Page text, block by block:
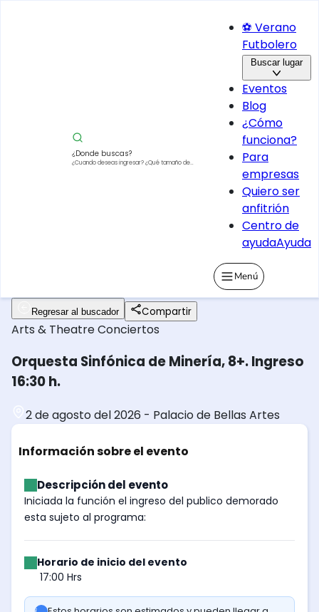
¿Donde buscas?
¿Cuando deseas ingresar?¿Qué tamaño de
⚽ Verano
Futbolero
Buscar lugar
Eventos
Blog
¿Cómo
funciona?
Para
empresas
Quiero ser
anfitrión
Centro de
ayudaAyuda
Menú
Regresar al buscador Compartir
Arts & TheatreConciertos
Orquesta Sinfónica de Minería, 8+. Ingreso
16:30 h.
2 de agosto del 2026 - Palacio de Bellas Artes
Información sobre el evento
Descripción del evento
Iniciada la función el ingreso del publico demorado
esta sujeto al programa:
Horario de inicio del evento
17:00 Hrs